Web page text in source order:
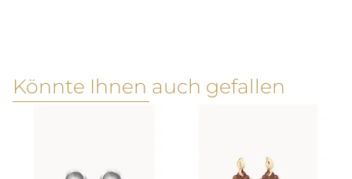
Könnte Ihnen auch gefallen